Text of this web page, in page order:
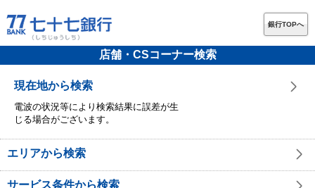
銀行TOPへ
店舗・CSコーナー検索
現在地から検索
電波の状況等により検索結果に誤差が生
じる場合がございます。
エリアから検索
サービス条件から検索